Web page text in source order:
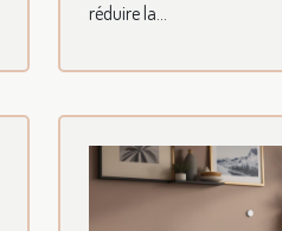
réduire la...